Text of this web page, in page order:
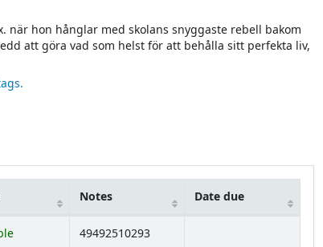
när hon hånglar med skolans snyggaste rebell bakom
att göra vad som helst för att behålla sitt perfekta liv,
Notes Date due
49492510293